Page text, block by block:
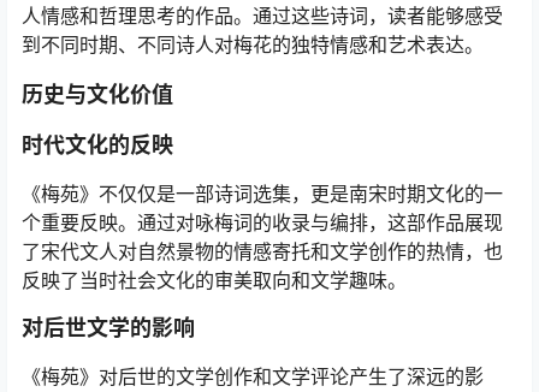
人情感和哲理思考的作品。通过这些诗词，读者能够感受
到不同时期、不同诗人对梅花的独特情感和艺术表达。
历史与文化价值
时代文化的反映
《梅苑》不仅仅是一部诗词选集，更是南宋时期文化的一
个重要反映。通过对咏梅词的收录与编排，这部作品展现
了宋代文人对自然景物的情感寄托和文学创作的热情，也
反映了当时社会文化的审美取向和文学趣味。
对后世文学的影响
《梅苑》对后世的文学创作和文学评论产生了深远的影